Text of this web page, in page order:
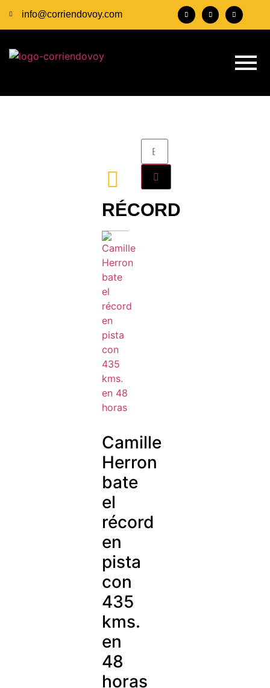
info@corriendovoy.com
RÉCORD
Camille
Herron
bate
el
récord
en
pista
con
435
kms.
en
48
horas